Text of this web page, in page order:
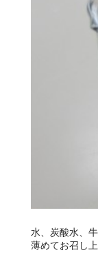
水、炭酸水、
薄めてお召し